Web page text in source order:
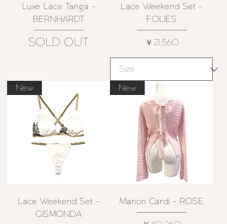
Luxe Lace Tanga -
BERNHARDT
SOLD OUT
Lace Weekend Set -
FOLIES
価格
￥21,560
New
Lace Weekend Set -
GISMONDA
New
Manon Cardi - ROSE